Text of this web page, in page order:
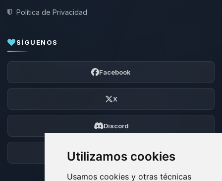
Utilizamos cookies
Usamos cookies y otras técnicas
Política de Privacidad
SÍGUENOS
Facebook
X
Discord
Foro